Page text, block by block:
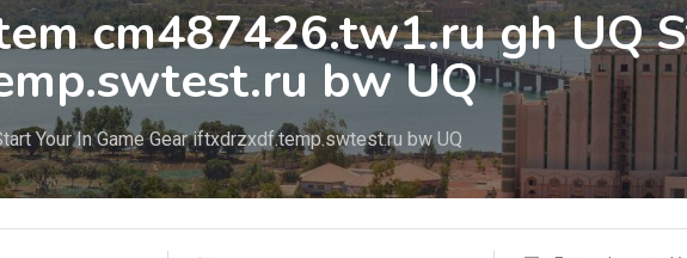
cm487426.tw1.ru gh UQ
bw UQ
Your In Game Gear iftxdrzxdf.temp.swtest.ru bw UQ